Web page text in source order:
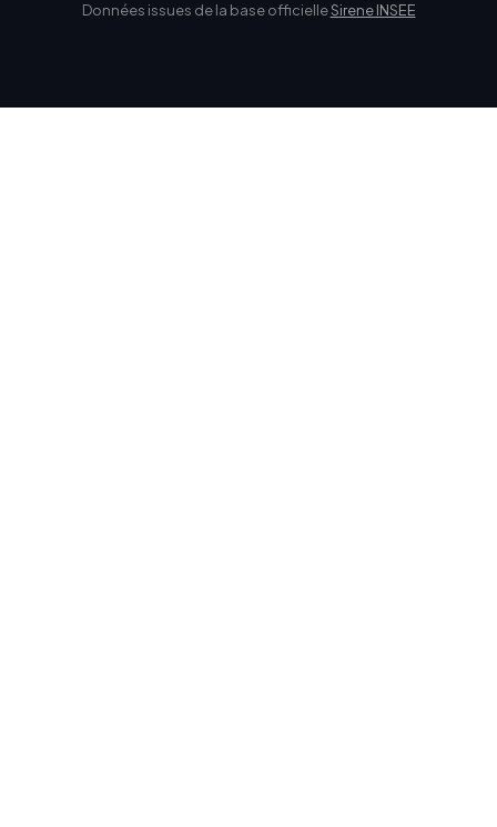
Données issues de la base officielleSirene INSEE